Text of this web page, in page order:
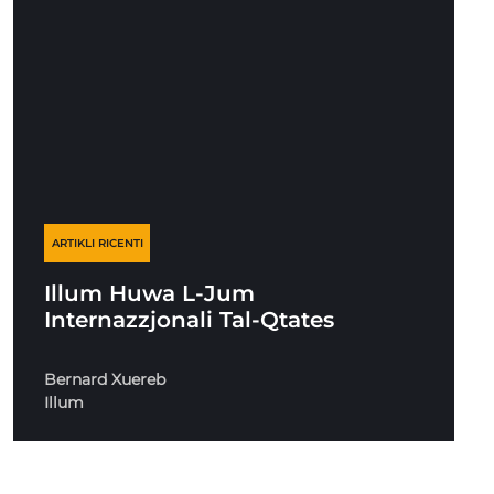
ARTIKLI RICENTI
Illum Huwa L-Jum
Internazzjonali Tal-Qtates
Bernard Xuereb
Illum